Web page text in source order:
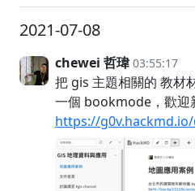
2021-07-08
chewei 哲瑋 03:55:17
把 gis 主題相關的 教材
一個 bookmode，歡迎
https://